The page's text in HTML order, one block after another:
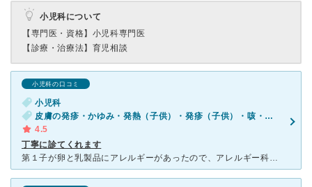
小児科について
【専門医・資格】 小児科専門医
【診療・治療法】 育児相談
小児科の口コミ
小児科
皮膚の発疹・かゆみ・発熱（子供）・発疹（子供）・咳・呼吸困難（子供）
4.5
丁寧に診てくれます
第１子が卵と乳製品にアレルギーがあったので、アレルギー科のあるこちらをかかりつけにしようと思って通い始めました。 自宅から近いところにある別のアレルギー科は、検査はしっかりやってくれますが、症状がで